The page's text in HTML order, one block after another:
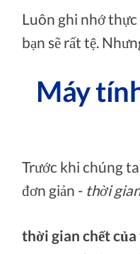
Luôn ghi nhớ
bạn sẽ rất tệ.
Máy
Trước khi chúng
đơn giản - thời
thời gian chết